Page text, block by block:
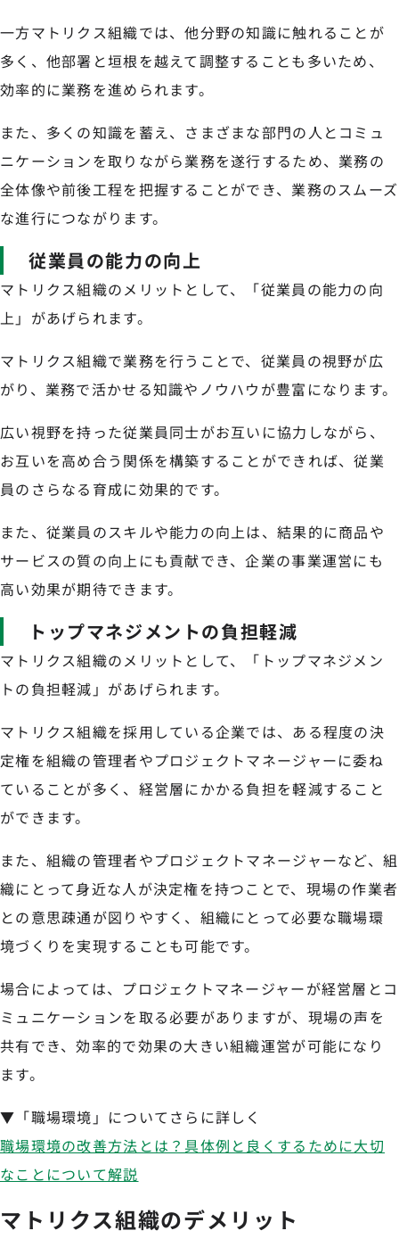
一方マトリクス組織では、他分野の知識に触れることが
多く、他部署と垣根を越えて調整することも多いため、
効率的に業務を進められます。
また、多くの知識を蓄え、さまざまな部門の人とコミュ
ニケーションを取りながら業務を遂行するため、業務の
全体像や前後工程を把握することができ、業務のスムーズ
な進行につながります。
従業員の能力の向上
マトリクス組織のメリットとして、「従業員の能力の向
上」があげられます。
マトリクス組織で業務を行うことで、従業員の視野が広
がり、業務で活かせる知識やノウハウが豊富になります。
広い視野を持った従業員同士がお互いに協力しながら、
お互いを高め合う関係を構築することができれば、従業
員のさらなる育成に効果的です。
また、従業員のスキルや能力の向上は、結果的に商品や
サービスの質の向上にも貢献でき、企業の事業運営にも
高い効果が期待できます。
トップマネジメントの負担軽減
マトリクス組織のメリットとして、「トップマネジメン
トの負担軽減」があげられます。
マトリクス組織を採用している企業では、ある程度の決
定権を組織の管理者やプロジェクトマネージャーに委ね
ていることが多く、経営層にかかる負担を軽減すること
ができます。
また、組織の管理者やプロジェクトマネージャーなど、組
織にとって身近な人が決定権を持つことで、現場の作業者
との意思疎通が図りやすく、組織にとって必要な職場環
境づくりを実現することも可能です。
場合によっては、プロジェクトマネージャーが経営層とコ
ミュニケーションを取る必要がありますが、現場の声を
共有でき、効率的で効果の大きい組織運営が可能になり
ます。
▼「職場環境」についてさらに詳しく
職場環境の改善方法とは？具体例と良くするために大切
なことについて解説
マトリクス組織のデメリット